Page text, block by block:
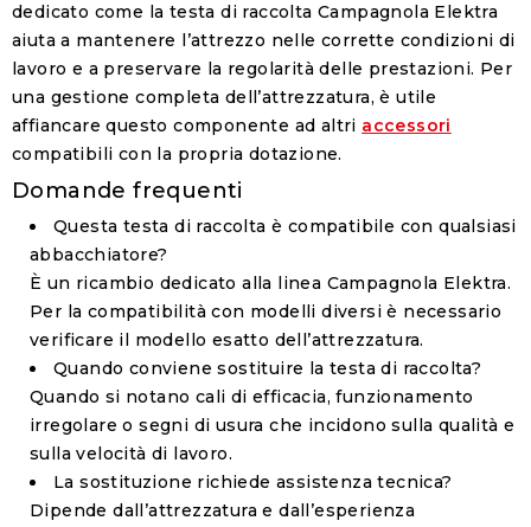
dedicato come la testa di raccolta Campagnola Elektra
aiuta a mantenere l’attrezzo nelle corrette condizioni di
lavoro e a preservare la regolarità delle prestazioni. Per
una gestione completa dell’attrezzatura, è utile
affiancare questo componente ad altri accessori
compatibili con la propria dotazione.
Domande frequenti
Questa testa di raccolta è compatibile con qualsiasi
abbacchiatore?
È un ricambio dedicato alla linea Campagnola Elektra.
Per la compatibilità con modelli diversi è necessario
verificare il modello esatto dell’attrezzatura.
Quando conviene sostituire la testa di raccolta?
Quando si notano cali di efficacia, funzionamento
irregolare o segni di usura che incidono sulla qualità e
sulla velocità di lavoro.
La sostituzione richiede assistenza tecnica?
Dipende dall’attrezzatura e dall’esperienza